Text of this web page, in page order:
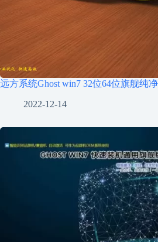
远方系统Ghost win7 32位64位旗舰纯
2022-12-14